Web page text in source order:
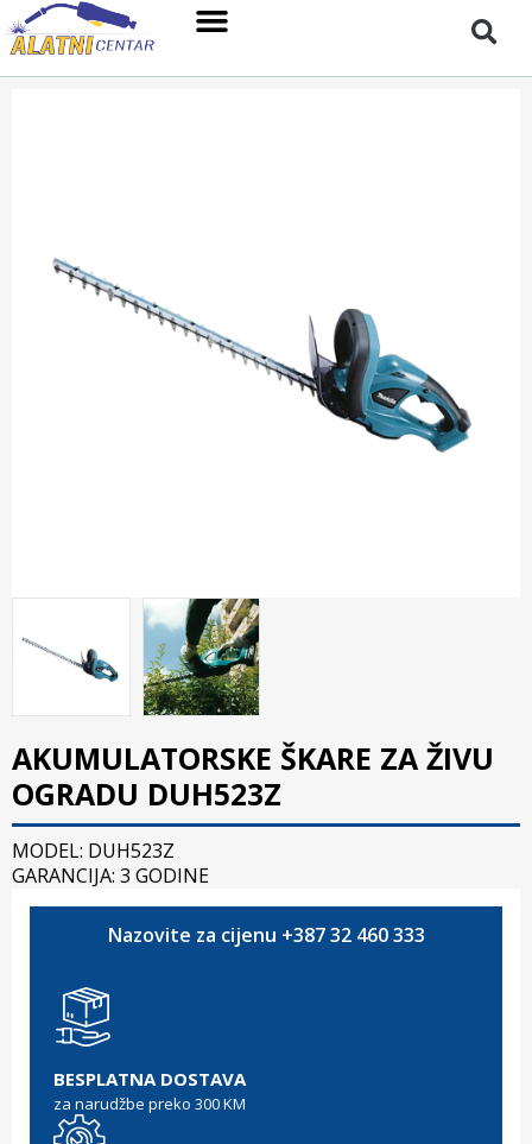
AKUMULATORSKE ŠKARE ZA ŽIVU
OGRADU DUH523Z
MODEL: DUH523Z
GARANCIJA: 3 GODINE
Nazovite za cijenu +387 32 460 333
BESPLATNA DOSTAVA
za narudžbe preko 300 KM